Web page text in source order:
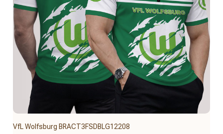
VfL Wolfsburg BRACT3FSDBLG12208